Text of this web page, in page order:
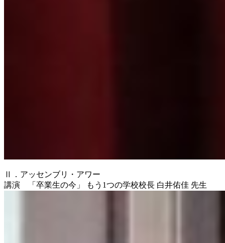
Ⅱ．アッセンブリ・アワー
講演 「卒業生の今」 もう1つの学校校長 白井佑佳 先生